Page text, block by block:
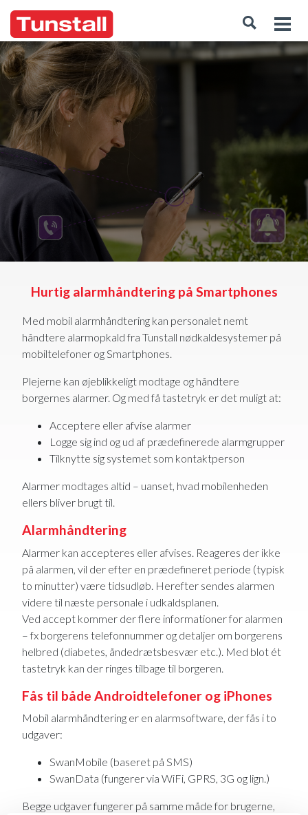
Hurtig alarmhåndtering på Smartphones
Med mobil alarmhåndtering kan personalet nemt
håndtere alarmopkald fra Tunstall nødkaldesystemer på
mobiltelefoner og Smartphones.
Plejerne kan øjeblikkeligt modtage og håndtere
borgernes alarmer. Og med få tastetryk er det muligt at:
Acceptere eller afvise alarmer
Logge sig ind og ud af prædefinerede alarmgrupper
Tilknytte sig systemet som kontaktperson
Alarmer modtages altid – uanset, hvad mobilenheden
ellers bliver brugt til.
Alarmhåndtering
Alarmer kan accepteres eller afvises. Reageres der ikke
på alarmen, vil der efter en prædefineret periode (typisk
to minutter) være tidsudløb. Herefter sendes alarmen
videre til næste personale i udkaldsplanen.
Ved accept kommer der flere informationer for alarmen
– fx borgerens telefonnummer og detaljer om borgerens
helbred (diabetes, åndedrætsbesvær etc.). Med blot ét
tastetryk kan der ringes tilbage til borgeren.
Fås til både Androidtelefoner og iPhones
Mobil alarmhåndtering er en alarmsoftware, der fås i to
udgaver:
SwanMobile (baseret på SMS)
SwanData (fungerer via WiFi, GPRS, 3G og lign.)
Begge udgaver fungerer på samme måde for brugerne,